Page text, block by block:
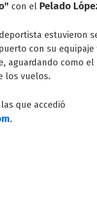
con el Pelado
estuvieron
con su equipaje
aguardando como el
los vuelos.
que accedió
.